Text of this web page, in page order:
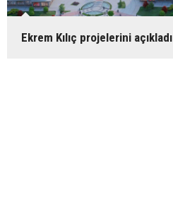
Ekrem Kılıç projelerini açıkladı